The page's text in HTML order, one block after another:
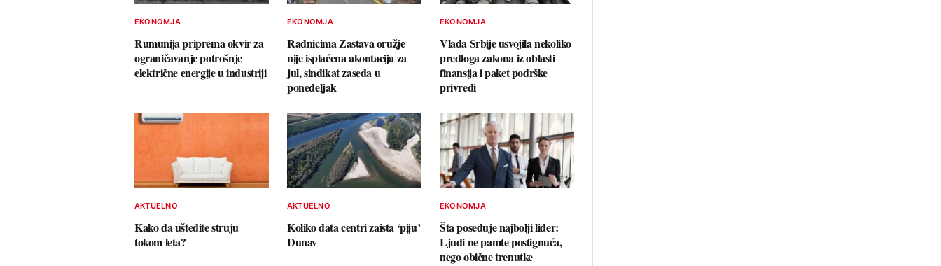
EKONOMJA
Rumunija priprema okvir za
ograničavanje potrošnje
električne energije u industriji
EKONOMJA
Radnicima Zastava oružje
nije isplaćena akontacija za
jul, sindikat zaseda u
ponedeljak
EKONOMJA
Vlada Srbije usvojila nekoliko
predloga zakona iz oblasti
finansija i paket podrške
privredi
AKTUELNO
Kako da uštedite struju
tokom leta?
AKTUELNO
Koliko data centri zaista ‘piju’
Dunav
EKONOMJA
Šta poseduje najbolji lider:
Ljudi ne pamte postignuća,
nego obične trenutke